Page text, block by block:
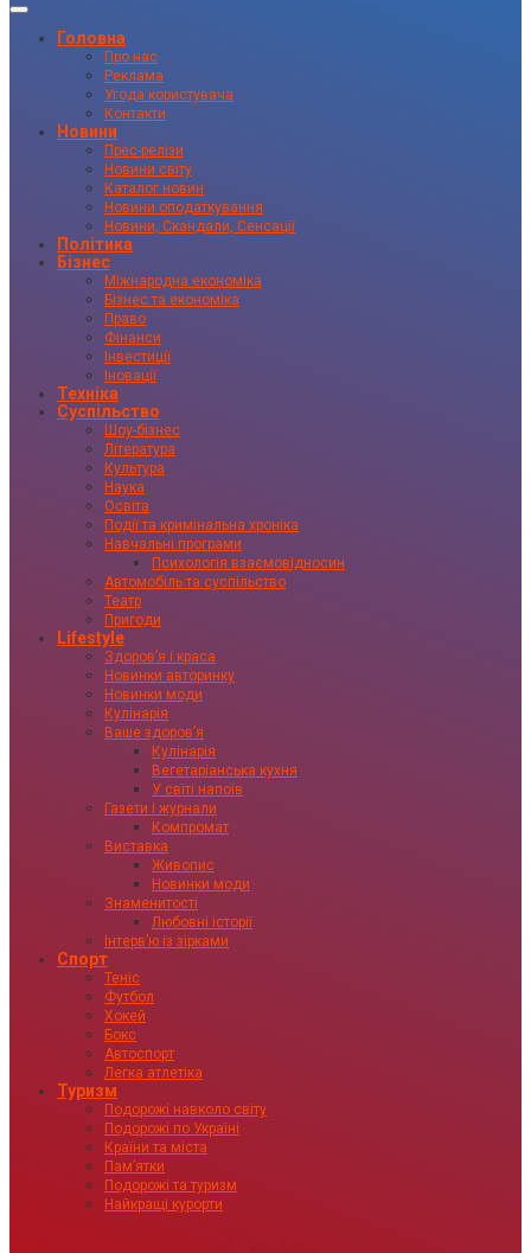
Головна
Про нас
Реклама
Угода користувача
Контакти
Новини
Прес-релізи
Новини світу
Каталог новин
Новини оподаткування
Новини, Скандали, Сенсації
Політика
Бізнес
Міжнародна економіка
Бізнес та економіка
Право
Фінанси
Інвестиції
Іновації
Техніка
Суспільство
Шоу-бізнес
Література
Культура
Наука
Освіта
Події та кримінальна хроніка
Навчальні програми
Психологія взаємовідносин
Автомобіль та суспільство
Театр
Пригоди
Lifestyle
Здоровʼя і краса
Новинки авторинку
Новинки моди
Кулінарія
Ваше здоровʼя
Кулінарія
Вегетаріанська кухня
У світі напоїв
Газети і журнали
Компромат
Виставка
Живопис
Новинки моди
Знаменитості
Любовні історії
Інтервʼю із зірками
Спорт
Теніс
Футбол
Хокей
Бокс
Автоспорт
Легка атлетіка
Туризм
Подорожі навколо світу
Подорожі по Україні
Країни та міста
Пам’ятки
Подорожі та туризм
Найкращі курорти